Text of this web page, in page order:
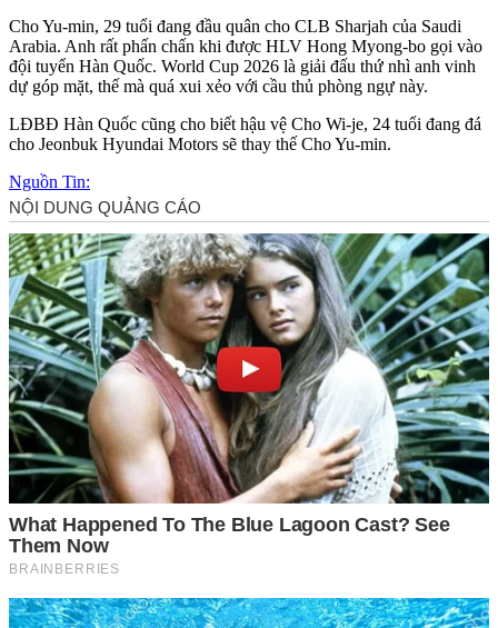
Cho Yu-min, 29 tuổi đang đầu quân cho CLB Sharjah của Saudi
Arabia. Anh rất phấn chấn khi được HLV Hong Myong-bo gọi vào
đội tuyển Hàn Quốc. World Cup 2026 là giải đấu thứ nhì anh vinh
dự góp mặt, thế mà quá xui xẻo với cầu thủ phòng ngự này.
LĐBĐ Hàn Quốc cũng cho biết hậu vệ Cho Wi-je, 24 tuổi đang đá
cho Jeonbuk Hyundai Motors sẽ thay thế Cho Yu-min.
Nguồn Tin: